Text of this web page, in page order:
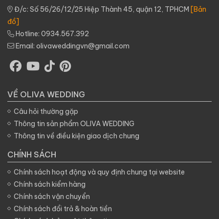
cưới. Ngày kỉ niệm cưới có
ý nghĩa là bởi vì nó được
xem như thước đo của sự
chung thủy sau nhiều năm
cùng nhau gắn bó. Thước
số năm sống chung, các
niệm sẽ có những tên gọi
khác nhau. Album ảnh kỷ
niệm cưới dành cho gia
đình là món quà vô giá và
tạo sự gắn kết các thành
viên hơn thế nó còn tạo
dựng kỷ niệm gia đình.
Đ/c: Số 56/26/12/25 Hiệp Thành 45, quận 12, TPHCM [Bản
đồ]
Hotline: 0934.567.392
Email: olivaweddingvn@gmail.com
VỀ OLIVA WEDDING
Câu hỏi thường gặp
Thông tin sản phẩm OLIVA WEDDING
Thông tin về điều kiện giao dịch chung
CHÍNH SÁCH
Chính sách hoạt động và quy định chung tại website
Chính sách kiểm hàng
Chính sách vận chuyển
Chính sách đổi trả & hoàn tiền